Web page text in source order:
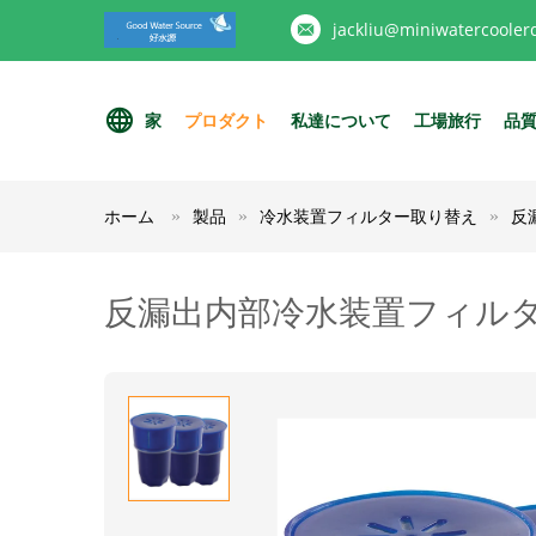
家 プロダクト 私達について 工場旅行 品
ホーム 製品 冷水装置フィルター取り替え 反
反漏出内部冷水装置フィル